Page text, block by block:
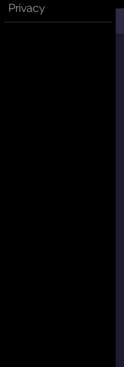
Privacy